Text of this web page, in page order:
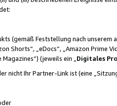
(gemäß Feststellung nach unserem
Shorts“, „eDocs“, „Amazon Prime
(jeweils ein „ Digitales
nicht Ihr Partner-Link ist (eine